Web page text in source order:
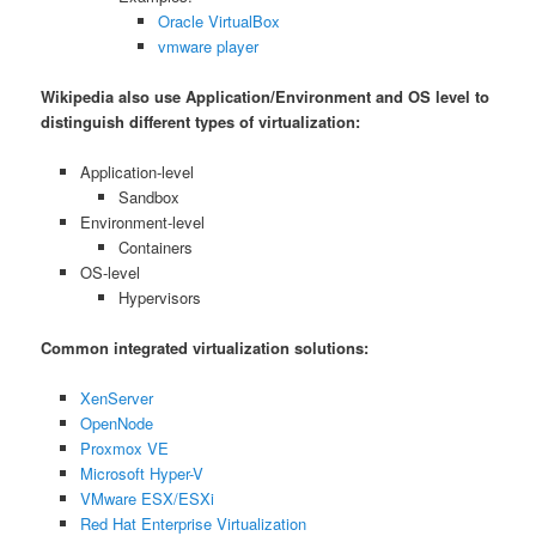
Oracle VirtualBox
vmware player
Wikipedia also use Application/Environment and OS level to
distinguish different types of virtualization:
Application-level
Sandbox
Environment-level
Containers
OS-level
Hypervisors
Common integrated virtualization solutions:
XenServer
OpenNode
Proxmox VE
Microsoft Hyper-V
VMware ESX/ESXi
Red Hat Enterprise Virtualization